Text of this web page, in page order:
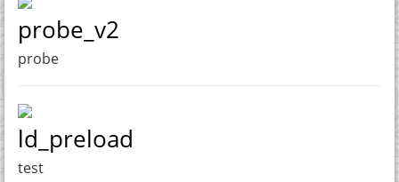
probe_v2
probe
ld_preload
test